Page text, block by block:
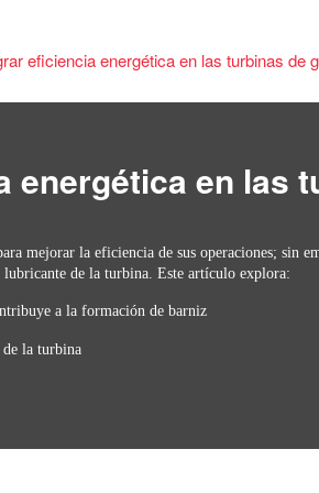
eficiencia energética en las turbinas de
energética en las
mejorar la eficiencia de sus operaciones; sin
de la turbina. Este artículo explora:
a la formación de barniz
de la turbina